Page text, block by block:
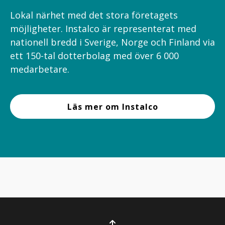
Lokal närhet med det stora företagets
möjligheter. Instalco är representerat med
nationell bredd i Sverige, Norge och Finland via
ett 150-tal dotterbolag med över 6 000
medarbetare.
Läs mer om Instalco